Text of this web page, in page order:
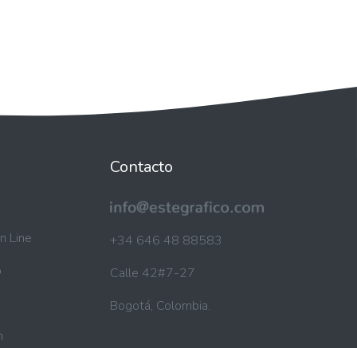
Line
Contacto
+34 646 48 88583
Calle 42#7-27
Bogotá, Colombia.